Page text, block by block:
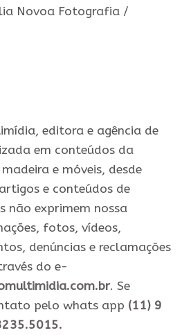
Novoa Fotografia /
editora e agência de
em conteúdos da
e móveis, desde
e conteúdos de
não exprimem nossa
fotos, vídeos,
denúncias e reclamações
do e-
. Se
pelo whats app (11) 9